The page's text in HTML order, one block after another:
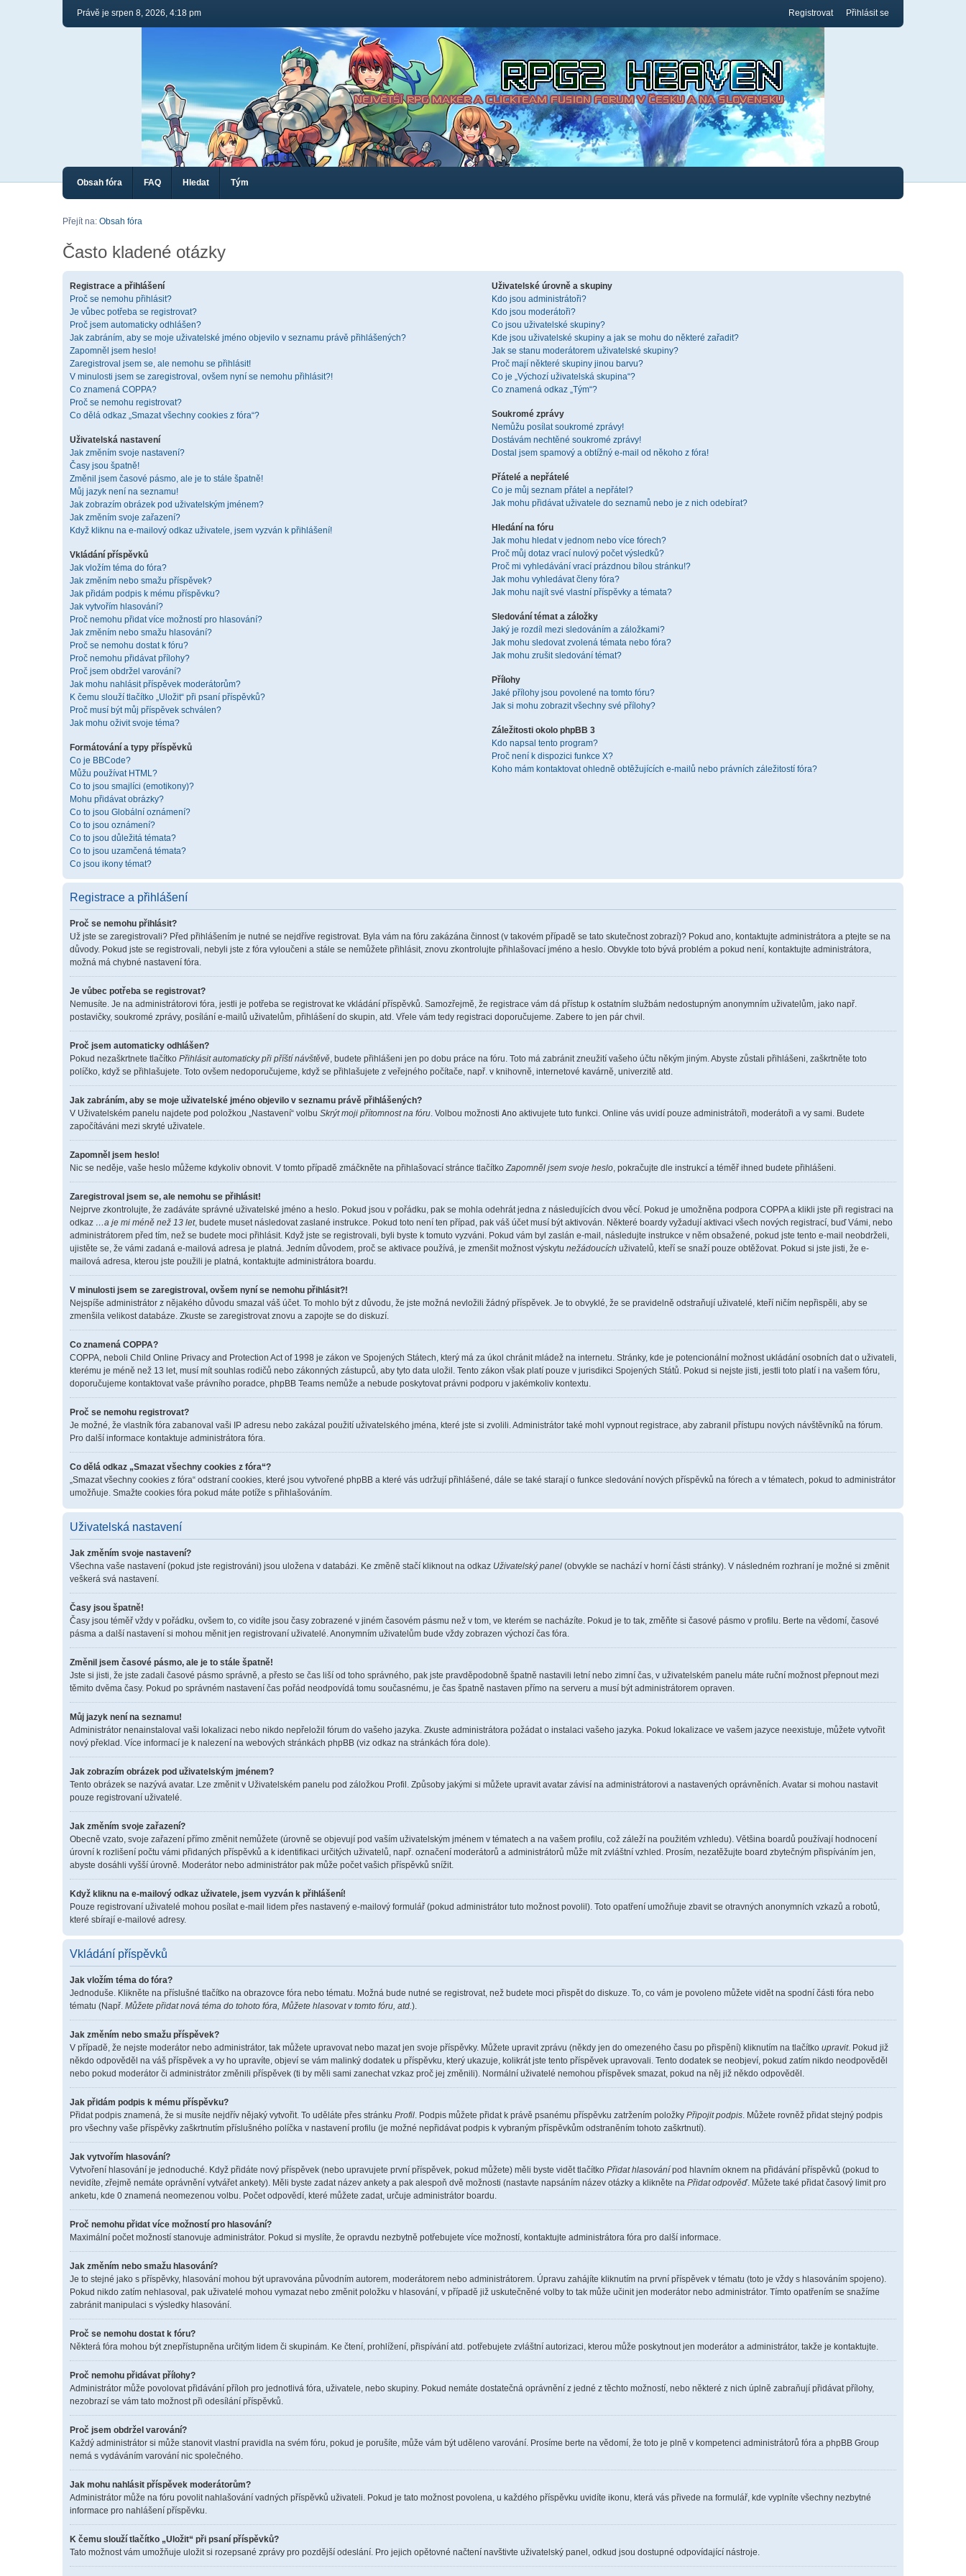
Právě je srpen 8, 2026, 4:18 pm Registrovat Přihlásit se
Obsah fóra FAQ Hledat Tým
Přejít na: Obsah fóra
Často kladené otázky
Registrace a přihlášení
Proč se nemohu přihlásit?
Je vůbec potřeba se registrovat?
Proč jsem automaticky odhlášen?
Jak zabráním, aby se moje uživatelské jméno objevilo v seznamu právě přihlášených?
Zapomněl jsem heslo!
Zaregistroval jsem se, ale nemohu se přihlásit!
V minulosti jsem se zaregistroval, ovšem nyní se nemohu přihlásit?!
Co znamená COPPA?
Proč se nemohu registrovat?
Co dělá odkaz „Smazat všechny cookies z fóra“?
Uživatelská nastavení
Jak změním svoje nastavení?
Časy jsou špatně!
Změnil jsem časové pásmo, ale je to stále špatně!
Můj jazyk není na seznamu!
Jak zobrazím obrázek pod uživatelským jménem?
Jak změním svoje zařazení?
Když kliknu na e-mailový odkaz uživatele, jsem vyzván k přihlášení!
Vkládání příspěvků
Jak vložím téma do fóra?
Jak změním nebo smažu příspěvek?
Jak přidám podpis k mému příspěvku?
Jak vytvořím hlasování?
Proč nemohu přidat více možností pro hlasování?
Jak změním nebo smažu hlasování?
Proč se nemohu dostat k fóru?
Proč nemohu přidávat přílohy?
Proč jsem obdržel varování?
Jak mohu nahlásit příspěvek moderátorům?
K čemu slouží tlačítko „Uložit“ při psaní příspěvků?
Proč musí být můj příspěvek schválen?
Jak mohu oživit svoje téma?
Formátování a typy příspěvků
Co je BBCode?
Můžu používat HTML?
Co to jsou smajlíci (emotikony)?
Mohu přidávat obrázky?
Co to jsou Globální oznámení?
Co to jsou oznámení?
Co to jsou důležitá témata?
Co to jsou uzamčená témata?
Co jsou ikony témat?
Uživatelské úrovně a skupiny
Kdo jsou administrátoři?
Kdo jsou moderátoři?
Co jsou uživatelské skupiny?
Kde jsou uživatelské skupiny a jak se mohu do některé zařadit?
Jak se stanu moderátorem uživatelské skupiny?
Proč mají některé skupiny jinou barvu?
Co je „Výchozí uživatelská skupina“?
Co znamená odkaz „Tým“?
Soukromé zprávy
Nemůžu posílat soukromé zprávy!
Dostávám nechtěné soukromé zprávy!
Dostal jsem spamový a obtížný e-mail od někoho z fóra!
Přátelé a nepřátelé
Co je můj seznam přátel a nepřátel?
Jak mohu přidávat uživatele do seznamů nebo je z nich odebírat?
Hledání na fóru
Jak mohu hledat v jednom nebo více fórech?
Proč můj dotaz vrací nulový počet výsledků?
Proč mi vyhledávání vrací prázdnou bílou stránku!?
Jak mohu vyhledávat členy fóra?
Jak mohu najít své vlastní příspěvky a témata?
Sledování témat a záložky
Jaký je rozdíl mezi sledováním a záložkami?
Jak mohu sledovat zvolená témata nebo fóra?
Jak mohu zrušit sledování témat?
Přílohy
Jaké přílohy jsou povolené na tomto fóru?
Jak si mohu zobrazit všechny své přílohy?
Záležitosti okolo phpBB 3
Kdo napsal tento program?
Proč není k dispozici funkce X?
Koho mám kontaktovat ohledně obtěžujících e-mailů nebo právních záležitostí fóra?
Registrace a přihlášení
Proč se nemohu přihlásit?
Už jste se zaregistrovali? Před přihlášením je nutné se nejdříve registrovat. Byla vám na fóru zakázána činnost (v takovém případě se tato skutečnost zobrazí)? Pokud ano, kontaktujte administrátora a ptejte se na
důvody. Pokud jste se registrovali, nebyli jste z fóra vyloučeni a stále se nemůžete přihlásit, znovu zkontrolujte přihlašovací jméno a heslo. Obvykle toto bývá problém a pokud není, kontaktujte administrátora,
možná má chybné nastavení fóra.
Je vůbec potřeba se registrovat?
Nemusíte. Je na administrátorovi fóra, jestli je potřeba se registrovat ke vkládání příspěvků. Samozřejmě, že registrace vám dá přístup k ostatním službám nedostupným anonymním uživatelům, jako např.
postavičky, soukromé zprávy, posílání e-mailů uživatelům, přihlášení do skupin, atd. Vřele vám tedy registraci doporučujeme. Zabere to jen pár chvil.
Proč jsem automaticky odhlášen?
Pokud nezaškrtnete tlačítko Přihlásit automaticky při příští návštěvě, budete přihlášeni jen po dobu práce na fóru. Toto má zabránit zneužití vašeho účtu někým jiným. Abyste zůstali přihlášeni, zaškrtněte toto
políčko, když se přihlašujete. Toto ovšem nedoporučujeme, když se přihlašujete z veřejného počítače, např. v knihovně, internetové kavárně, univerzitě atd.
Jak zabráním, aby se moje uživatelské jméno objevilo v seznamu právě přihlášených?
V Uživatelském panelu najdete pod položkou „Nastavení“ volbu Skrýt moji přítomnost na fóru. Volbou možnosti Ano aktivujete tuto funkci. Online vás uvidí pouze administrátoři, moderátoři a vy sami. Budete
započítáváni mezi skryté uživatele.
Zapomněl jsem heslo!
Nic se neděje, vaše heslo můžeme kdykoliv obnovit. V tomto případě zmáčkněte na přihlašovací stránce tlačítkoZapomněl jsem svoje heslo, pokračujte dle instrukcí a téměř ihned budete přihlášeni.
Zaregistroval jsem se, ale nemohu se přihlásit!
Nejprve zkontrolujte, že zadáváte správné uživatelské jméno a heslo. Pokud jsou v pořádku, pak se mohla odehrát jedna z následujících dvou věcí. Pokud je umožněna podpora COPPA a klikli jste při registraci na
odkaz …a je mi méně než 13 let, budete muset následovat zaslané instrukce. Pokud toto není ten případ, pak váš účet musí být aktivován. Některé boardy vyžadují aktivaci všech nových registrací, buď Vámi, nebo
administrátorem před tím, než se budete moci přihlásit. Když jste se registrovali, byli byste k tomuto vyzváni. Pokud vám byl zaslán e-mail, následujte instrukce v něm obsažené, pokud jste tento e-mail neobdrželi,
ujistěte se, že vámi zadaná e-mailová adresa je platná. Jedním důvodem, proč se aktivace používá, je zmenšit možnost výskytu nežádoucích uživatelů, kteří se snaží pouze obtěžovat. Pokud si jste jisti, že e-
mailová adresa, kterou jste použili je platná, kontaktujte administrátora boardu.
V minulosti jsem se zaregistroval, ovšem nyní se nemohu přihlásit?!
Nejspíše administrátor z nějakého důvodu smazal váš účet. To mohlo být z důvodu, že jste možná nevložili žádný příspěvek. Je to obvyklé, že se pravidelně odstraňují uživatelé, kteří ničím nepřispěli, aby se
zmenšila velikost databáze. Zkuste se zaregistrovat znovu a zapojte se do diskuzí.
Co znamená COPPA?
COPPA, neboli Child Online Privacy and Protection Act of 1998 je zákon ve Spojených Státech, který má za úkol chránit mládež na internetu. Stránky, kde je potencionální možnost ukládání osobních dat o uživateli,
kterému je méně než 13 let, musí mít souhlas rodičů nebo zákonných zástupců, aby tyto data uložil. Tento zákon však platí pouze v jurisdikci Spojených Států. Pokud si nejste jisti, jestli toto platí i na vašem fóru,
doporučujeme kontaktovat vaše právního poradce, phpBB Teams nemůže a nebude poskytovat právni podporu v jakémkoliv kontextu.
Proč se nemohu registrovat?
Je možné, že vlastník fóra zabanoval vaši IP adresu nebo zakázal použití uživatelského jména, které jste si zvolili. Administrátor také mohl vypnout registrace, aby zabranil přístupu nových návštěvníků na fórum.
Pro další informace kontaktuje administrátora fóra.
Co dělá odkaz „Smazat všechny cookies z fóra“?
„Smazat všechny cookies z fóra“ odstraní cookies, které jsou vytvořené phpBB a které vás udržují přihlášené, dále se také starají o funkce sledování nových příspěvků na fórech a v tématech, pokud to administrátor
umožňuje. Smažte cookies fóra pokud máte potíže s přihlašováním.
Uživatelská nastavení
Jak změním svoje nastavení?
Všechna vaše nastavení (pokud jste registrováni) jsou uložena v databázi. Ke změně stačí kliknout na odkaz Uživatelský panel (obvykle se nachází v horní části stránky). V následném rozhraní je možné si změnit
veškerá svá nastavení.
Časy jsou špatně!
Časy jsou téměř vždy v pořádku, ovšem to, co vidíte jsou časy zobrazené v jiném časovém pásmu než v tom, ve kterém se nacházíte. Pokud je to tak, změňte si časové pásmo v profilu. Berte na vědomí, časové
pásma a další nastavení si mohou měnit jen registrovaní uživatelé. Anonymním uživatelům bude vždy zobrazen výchozí čas fóra.
Změnil jsem časové pásmo, ale je to stále špatně!
Jste si jisti, že jste zadali časové pásmo správně, a přesto se čas liší od toho správného, pak jste pravděpodobně špatně nastavili letní nebo zimní čas, v uživatelském panelu máte ruční možnost přepnout mezi
těmito dvěma časy. Pokud po správném nastavení čas pořád neodpovídá tomu současnému, je čas špatně nastaven přímo na serveru a musí být administrátorem opraven.
Můj jazyk není na seznamu!
Administrátor nenainstaloval vaši lokalizaci nebo nikdo nepřeložil fórum do vašeho jazyka. Zkuste administrátora požádat o instalaci vašeho jazyka. Pokud lokalizace ve vašem jazyce neexistuje, můžete vytvořit
nový překlad. Více informací je k nalezení na webových stránkách phpBB (viz odkaz na stránkách fóra dole).
Jak zobrazím obrázek pod uživatelským jménem?
Tento obrázek se nazývá avatar. Lze změnit v Uživatelském panelu pod záložkou Profil. Způsoby jakými si můžete upravit avatar závisí na administrátorovi a nastavených oprávněních. Avatar si mohou nastavit
pouze registrovaní uživatelé.
Jak změním svoje zařazení?
Obecně vzato, svoje zařazení přímo změnit nemůžete (úrovně se objevují pod vaším uživatelským jménem v tématech a na vašem profilu, což záleží na použitém vzhledu). Většina boardů používají hodnocení
úrovní k rozlišení počtu vámi přidaných příspěvků a k identifikaci určitých uživatelů, např. označení moderátorů a administrátorů může mít zvláštní vzhled. Prosím, nezatěžujte board zbytečným přispíváním jen,
abyste dosáhli vyšší úrovně. Moderátor nebo administrátor pak může počet vašich příspěvků snížit.
Když kliknu na e-mailový odkaz uživatele, jsem vyzván k přihlášení!
Pouze registrovaní uživatelé mohou posílat e-mail lidem přes nastavený e-mailový formulář (pokud administrátor tuto možnost povolil). Toto opatření umožňuje zbavit se otravných anonymních vzkazů a robotů,
které sbírají e-mailové adresy.
Vkládání příspěvků
Jak vložím téma do fóra?
Jednoduše. Klikněte na příslušné tlačítko na obrazovce fóra nebo tématu. Možná bude nutné se registrovat, než budete moci přispět do diskuze. To, co vám je povoleno můžete vidět na spodní části fóra nebo
tématu (Např. Můžete přidat nová téma do tohoto fóra, Můžete hlasovat v tomto fóru, atd.).
Jak změním nebo smažu příspěvek?
V případě, že nejste moderátor nebo administrátor, tak můžete upravovat nebo mazat jen svoje příspěvky. Můžete upravit zprávu (někdy jen do omezeného času po přispění) kliknutím na tlačítko upravit. Pokud již
někdo odpověděl na váš příspěvek a vy ho upravíte, objeví se vám malinký dodatek u příspěvku, který ukazuje, kolikrát jste tento příspěvek upravovali. Tento dodatek se neobjeví, pokud zatím nikdo neodpověděl
nebo pokud moderátor či administrátor změnili příspěvek (ti by měli sami zanechat vzkaz proč jej změnili). Normální uživatelé nemohou příspěvek smazat, pokud na něj již někdo odpověděl.
Jak přidám podpis k mému příspěvku?
Přidat podpis znamená, že si musíte nejdřív nějaký vytvořit. To uděláte přes stránku Profil. Podpis můžete přidat k právě psanému příspěvku zatržením položky Připojit podpis. Můžete rovněž přidat stejný podpis
pro všechny vaše příspěvky zaškrtnutím příslušného políčka v nastavení profilu (je možné nepřidávat podpis k vybraným příspěvkům odstraněním tohoto zaškrtnutí).
Jak vytvořím hlasování?
Vytvoření hlasování je jednoduché. Když přidáte nový příspěvek (nebo upravujete první příspěvek, pokud můžete) měli byste vidět tlačítko Přidat hlasování pod hlavním oknem na přidávání příspěvků (pokud to
nevidíte, zřejmě nemáte oprávnění vytvářet ankety). Měli byste zadat název ankety a pak alespoň dvě možnosti (nastavte napsáním název otázky a klikněte na Přidat odpověď. Můžete také přidat časový limit pro
anketu, kde 0 znamená neomezenou volbu. Počet odpovědí, které můžete zadat, určuje administrátor boardu.
Proč nemohu přidat více možností pro hlasování?
Maximální počet možností stanovuje administrátor. Pokud si myslíte, že opravdu nezbytně potřebujete více možností, kontaktujte administrátora fóra pro další informace.
Jak změním nebo smažu hlasování?
Je to stejné jako s příspěvky, hlasování mohou být upravována původním autorem, moderátorem nebo administrátorem. Úpravu zahájíte kliknutím na první příspěvek v tématu (toto je vždy s hlasováním spojeno).
Pokud nikdo zatím nehlasoval, pak uživatelé mohou vymazat nebo změnit položku v hlasování, v případě již uskutečněné volby to tak může učinit jen moderátor nebo administrátor. Tímto opatřením se snažíme
zabránit manipulaci s výsledky hlasování.
Proč se nemohu dostat k fóru?
Některá fóra mohou být znepřístupněna určitým lidem či skupinám. Ke čtení, prohlížení, přispívání atd. potřebujete zvláštní autorizaci, kterou může poskytnout jen moderátor a administrátor, takže je kontaktujte.
Proč nemohu přidávat přílohy?
Administrátor může povolovat přidávání příloh pro jednotlivá fóra, uživatele, nebo skupiny. Pokud nemáte dostatečná oprávnění z jedné z těchto možností, nebo některé z nich úplně zabraňují přidávat přílohy,
nezobrazí se vám tato možnost při odesílání příspěvků.
Proč jsem obdržel varování?
Každý administrátor si může stanovit vlastní pravidla na svém fóru, pokud je porušíte, může vám být uděleno varování. Prosíme berte na vědomí, že toto je plně v kompetenci administrátorů fóra a phpBB Group
nemá s vydáváním varování nic společného.
Jak mohu nahlásit příspěvek moderátorům?
Administrátor může na fóru povolit nahlašování vadných příspěvků uživateli. Pokud je tato možnost povolena, u každého příspěvku uvidíte ikonu, která vás přivede na formulář, kde vyplníte všechny nezbytné
informace pro nahlášení příspěvku.
K čemu slouží tlačítko „Uložit“ při psaní příspěvků?
Tato možnost vám umožňuje uložit si rozepsané zprávy pro pozdější odeslání. Pro jejich opětovné načtení navštivte uživatelský panel, odkud jsou dostupné odpovídající nástroje.